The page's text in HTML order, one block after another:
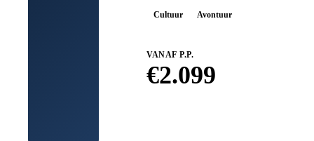
Cultuur Avontuur
VANAF P.P.
€2.099